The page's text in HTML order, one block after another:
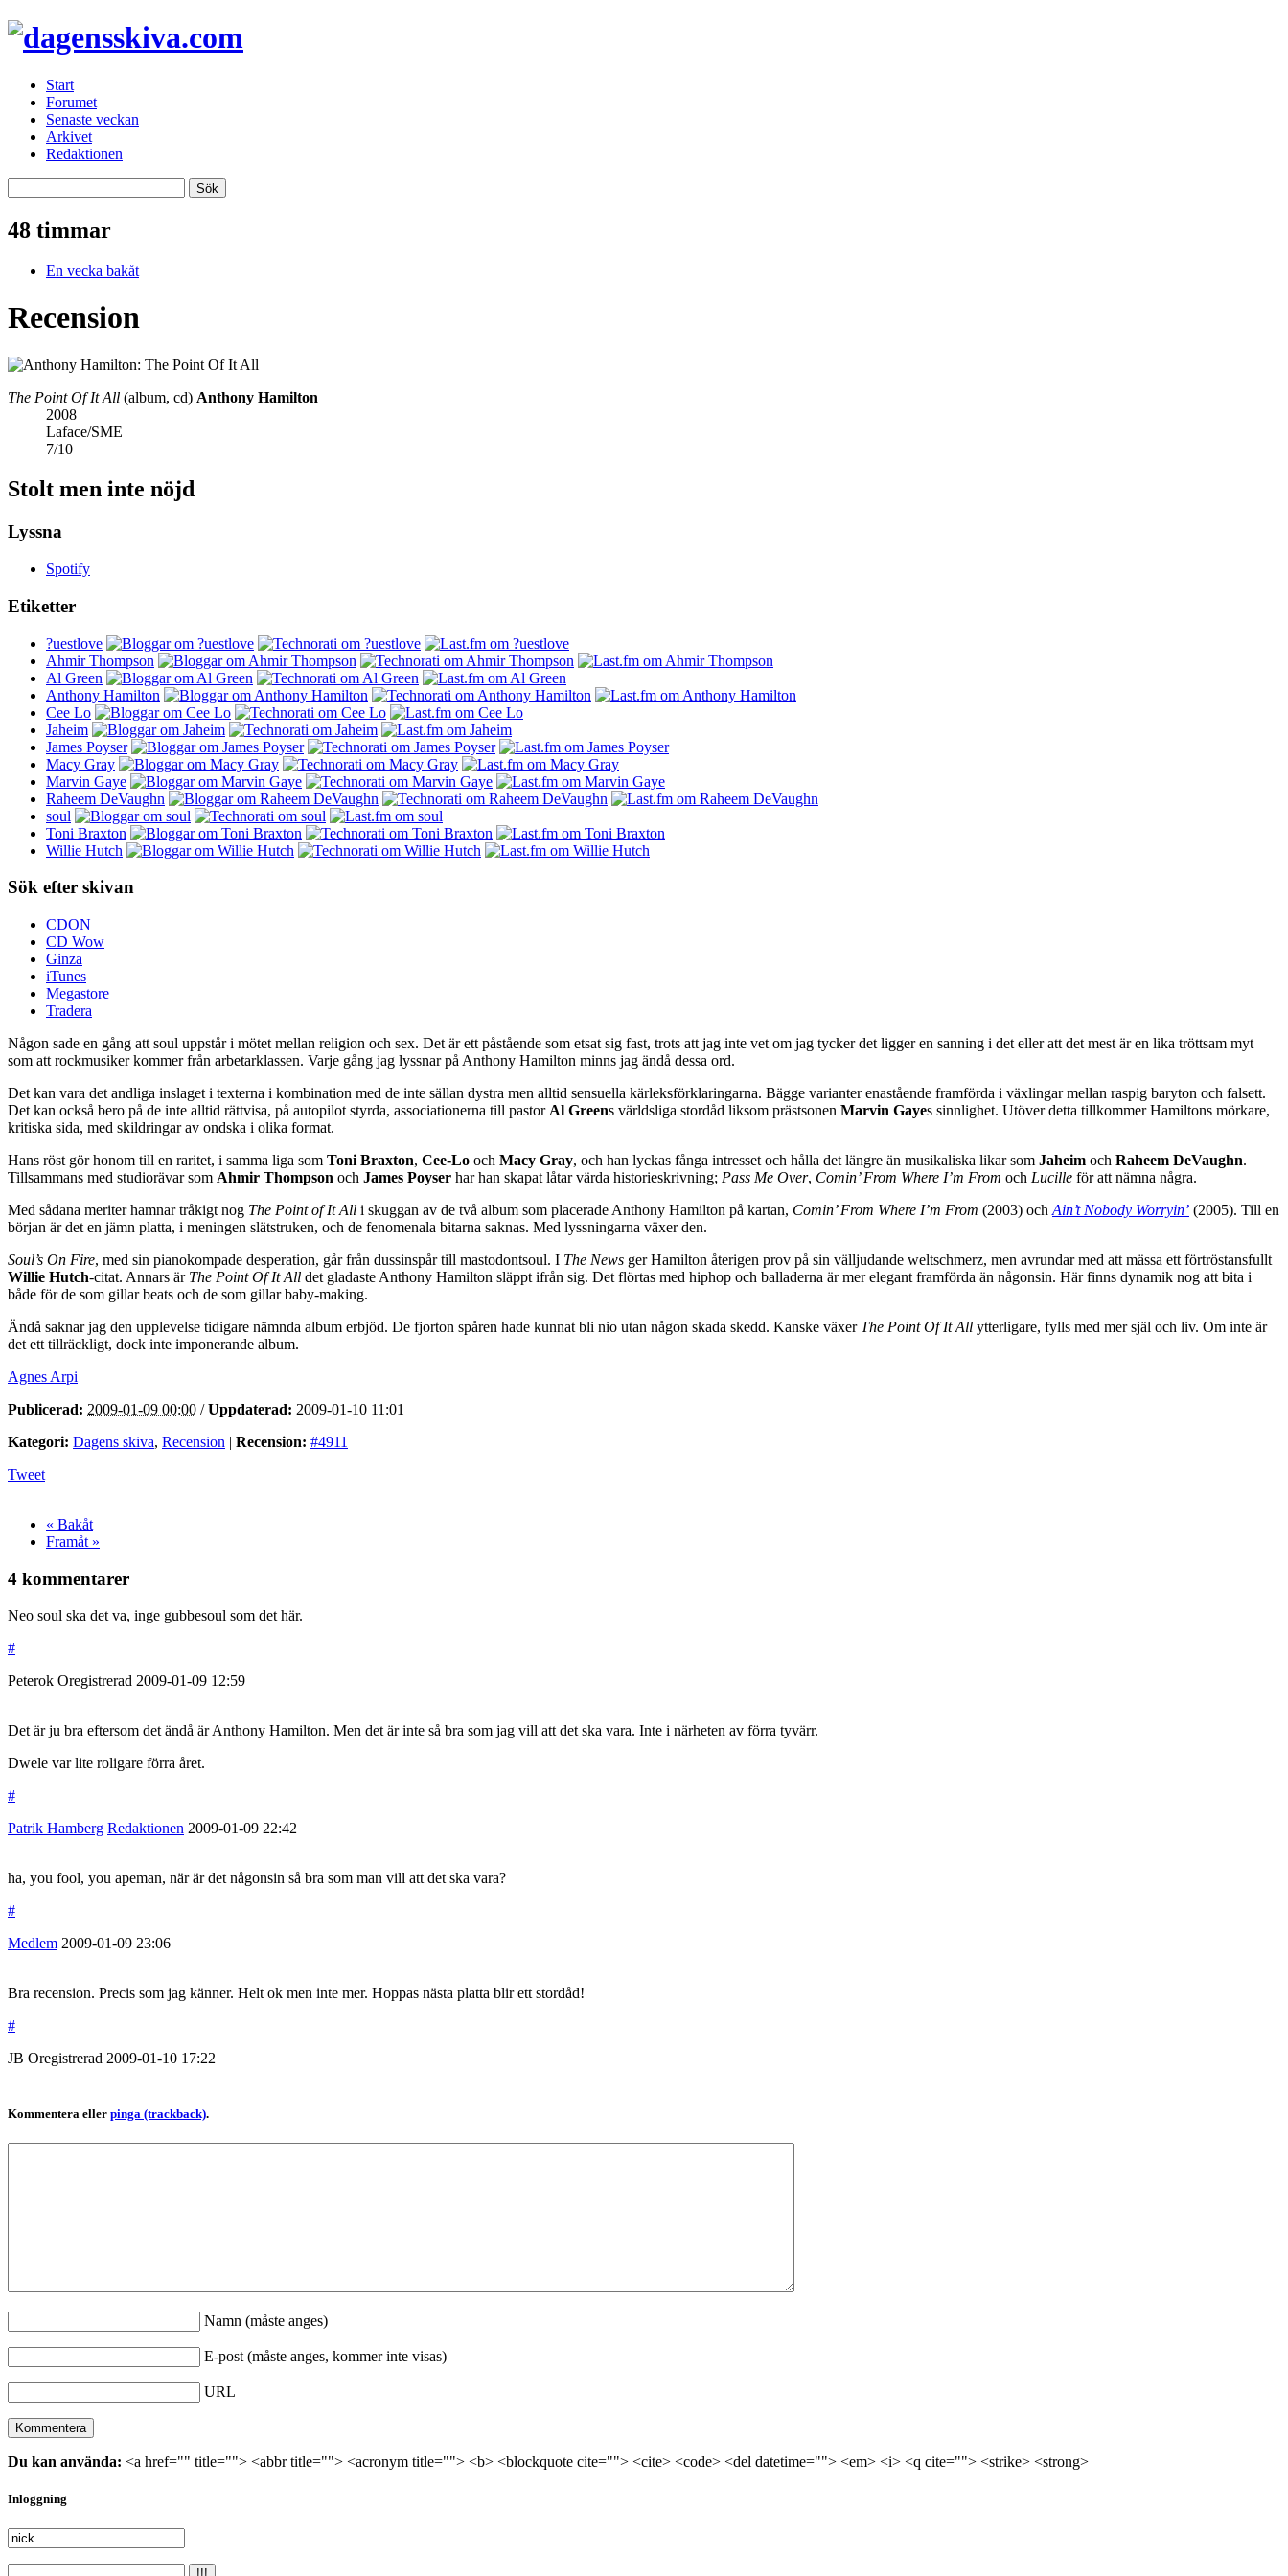
Start
Forumet
Senaste veckan
Arkivet
Redaktionen
48 timmar
En vecka bakåt
Recension
The Point Of It All (album, cd) Anthony Hamilton
2008
Laface/SME
7/10
Stolt men inte nöjd
Lyssna
Spotify
Etiketter
?uestlove
Ahmir Thompson
Al Green
Anthony Hamilton
Cee Lo
Jaheim
James Poyser
Macy Gray
Marvin Gaye
Raheem DeVaughn
soul
Toni Braxton
Willie Hutch
Sök efter skivan
CDON
CD Wow
Ginza
iTunes
Megastore
Tradera
Någon sade en gång att soul uppstår i mötet mellan religion och sex. Det är ett påstående som etsat sig fast, trots att jag inte vet om jag tycker det ligger en sanning i det eller att det mest är en lika tröttsam myt
som att rockmusiker kommer från arbetarklassen. Varje gång jag lyssnar på Anthony Hamilton minns jag ändå dessa ord.
Det kan vara det andliga inslaget i texterna i kombination med de inte sällan dystra men alltid sensuella kärleksförklaringarna. Bägge varianter enastående framförda i växlingar mellan raspig baryton och falsett.
Det kan också bero på de inte alltid rättvisa, på autopilot styrda, associationerna till pastor Al Greens världsliga stordåd liksom prästsonen Marvin Gayes sinnlighet. Utöver detta tillkommer Hamiltons mörkare,
kritiska sida, med skildringar av ondska i olika format.
Hans röst gör honom till en raritet, i samma liga som Toni Braxton, Cee-Lo och Macy Gray, och han lyckas fånga intresset och hålla det längre än musikaliska likar som Jaheim och Raheem DeVaughn.
Tillsammans med studiorävar som Ahmir Thompson och James Poyser har han skapat låtar värda historieskrivning; Pass Me Over, Comin’ From Where I’m From och Lucille för att nämna några.
Med sådana meriter hamnar tråkigt nog The Point of It All i skuggan av de två album som placerade Anthony Hamilton på kartan, Comin’ From Where I’m From (2003) och Ain’t Nobody Worryin’ (2005). Till en
början är det en jämn platta, i meningen slätstruken, och de fenomenala bitarna saknas. Med lyssningarna växer den.
Soul’s On Fire, med sin pianokompade desperation, går från dussinspår till mastodontsoul. I The News ger Hamilton återigen prov på sin välljudande weltschmerz, men avrundar med att mässa ett förtröstansfullt
Willie Hutch-citat. Annars är The Point Of It All det gladaste Anthony Hamilton släppt ifrån sig. Det flörtas med hiphop och balladerna är mer elegant framförda än någonsin. Här finns dynamik nog att bita i
både för de som gillar beats och de som gillar baby-making.
Ändå saknar jag den upplevelse tidigare nämnda album erbjöd. De fjorton spåren hade kunnat bli nio utan någon skada skedd. Kanske växer The Point Of It All ytterligare, fylls med mer själ och liv. Om inte är
det ett tillräckligt, dock inte imponerande album.
Agnes Arpi
Publicerad: 2009-01-09 00:00 /Uppdaterad: 2009-01-10 11:01
Kategori: Dagens skiva, Recension | Recension: #4911
Tweet
« Bakåt
Framåt »
4 kommentarer
Neo soul ska det va, inge gubbesoul som det här.
#
Peterok Oregistrerad 2009-01-09 12:59
Det är ju bra eftersom det ändå är Anthony Hamilton. Men det är inte så bra som jag vill att det ska vara. Inte i närheten av förra tyvärr.
Dwele var lite roligare förra året.
#
Patrik Hamberg Redaktionen 2009-01-09 22:42
ha, you fool, you apeman, när är det någonsin så bra som man vill att det ska vara?
#
Medlem 2009-01-09 23:06
Bra recension. Precis som jag känner. Helt ok men inte mer. Hoppas nästa platta blir ett stordåd!
#
JB Oregistrerad 2009-01-10 17:22
Kommentera eller pinga (trackback).
Namn (måste anges)
E-post (måste anges, kommer inte visas)
URL
Du kan använda: <a href="" title=""> <abbr title=""> <acronym title=""> <b> <blockquote cite=""> <cite> <code> <del datetime=""> <em> <i> <q cite=""> <strike> <strong>
Inloggning